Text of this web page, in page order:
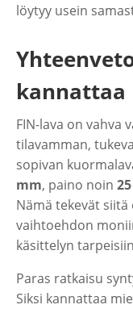
löytyy usein
kannattaa
FIN-lava on vahva
tilavamman,
sopivan
mm, paino noin
Nämä tekevät
vaihtoehdon
käsittelyn
Paras ratkaisu
Siksi kannattaa